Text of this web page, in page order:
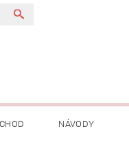
NÁVODY